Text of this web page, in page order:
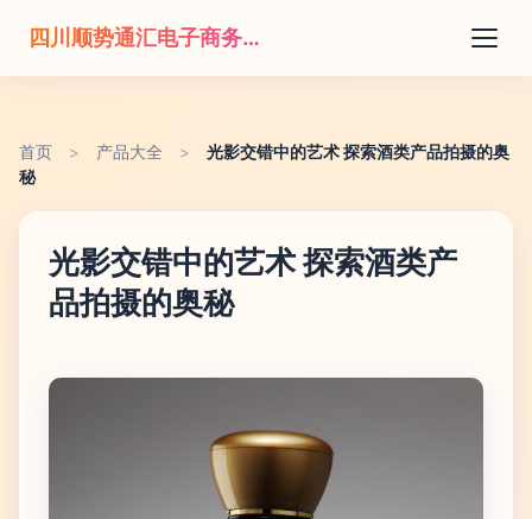
四川顺势通汇电子商务有限公司
首页 > 产品大全 >
光影交错中的艺术 探索酒类产品拍摄的奥
秘
光影交错中的艺术 探索酒类产
品拍摄的奥秘